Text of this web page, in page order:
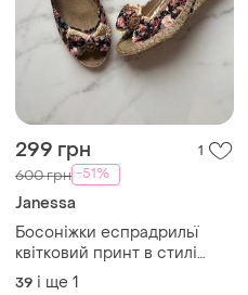
299 грн 1
600 грн -51%
Janessa
Босоніжки еспрадрильї
квітковий принт в стилі
прованс розмір 40 , janessa
39 і ще 1